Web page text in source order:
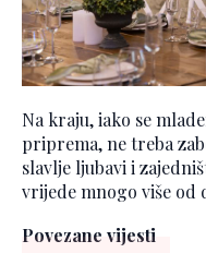
Na kraju, iako se
priprema, ne treba
slavlje ljubavi i
vrijede mnogo više od
Povezane vijesti